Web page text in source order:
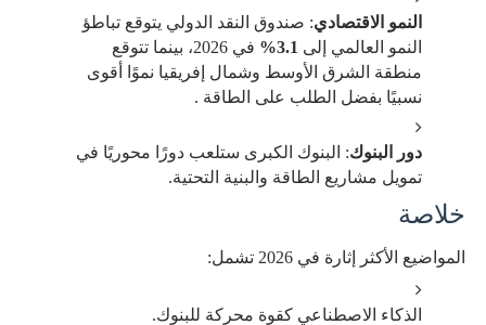
النمو الاقتصادي: صندوق النقد الدولي يتوقع تباطؤ
النمو العالمي إلى 3.1%
في 2026، بينما تتوقع
منطقة الشرق الأوسط وشمال إفريقيا نموًا أقوى
نسبيًا بفضل الطلب على الطاقة .
دور البنوك: البنوك الكبرى ستلعب دورًا محوريًا في
تمويل مشاريع الطاقة والبنية التحتية.
خلاصة
المواضيع الأكثر إثارة في 2026 تشمل:
الذكاء الاصطناعي كقوة محركة للبنوك.